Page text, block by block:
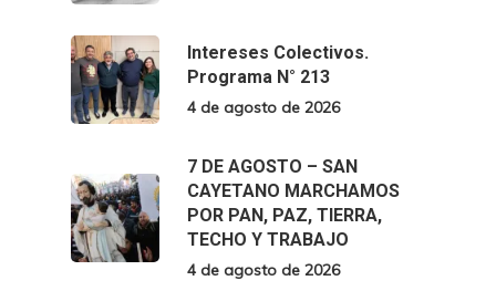
Intereses Colectivos.
Programa N° 213
4 de agosto de 2026
7 DE AGOSTO – SAN
CAYETANO MARCHAMOS
POR PAN, PAZ, TIERRA,
TECHO Y TRABAJO
4 de agosto de 2026